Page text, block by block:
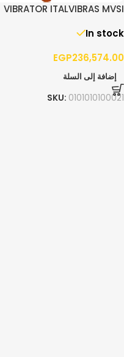
VIBRATOR ITALVIBRAS MVSI
In stock
EGP236,574.00
إضافة إلى السلة
SKU: 0101010100021